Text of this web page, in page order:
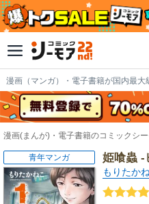
漫画（マンガ）・電子書籍が国内最大
漫画(まんが)・電子書籍のコミックシ
姫喰蟲 -
もりたか
青年マンガ